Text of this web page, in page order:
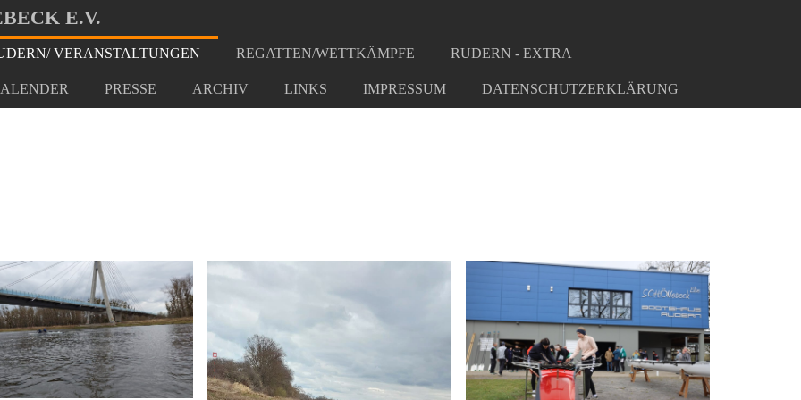
E.V.
VERANSTALTUNGEN REGATTEN/WETTKÄMPFE RUDERN - EXTRA
PRESSE ARCHIV LINKS IMPRESSUM DATENSCHUTZERKLÄRUNG